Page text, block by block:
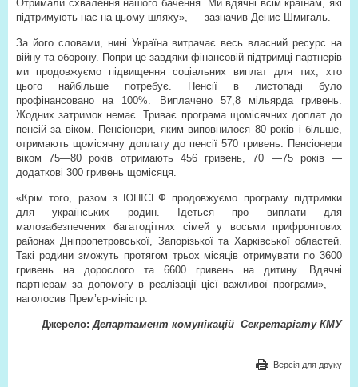
Отримали схвалення нашого бачення. Ми вдячні всім країнам, які
підтримують нас на цьому шляху», — зазначив Денис Шмигаль.
За його словами, нині Україна витрачає весь власний ресурс на
війну та оборону. Попри це завдяки фінансовій підтримці партнерів
ми продовжуємо підвищення соціальних виплат для тих, хто
цього найбільше потребує. Пенсії в листопаді було
профінансовано на 100%. Виплачено 57,8 мільярда гривень.
Жодних затримок немає. Триває програма щомісячних доплат до
пенсій за віком. Пенсіонери, яким виповнилося 80 років і більше,
отримають щомісячну доплату до пенсії 570 гривень. Пенсіонери
віком 75—80 років отримають 456 гривень, 70 —75 років —
додаткові 300 гривень щомісяця.
«Крім того, разом з ЮНІСЕФ продовжуємо програму підтримки
для українських родин. Ідеться про виплати для
малозабезпечених багатодітних сімей у восьми прифронтових
районах Дніпропетровської, Запорізької та Харківської областей.
Такі родини зможуть протягом трьох місяців отримувати по 3600
гривень на дорослого та 6600 гривень на дитину. Вдячні
партнерам за допомогу в реалізації цієї важливої програми», —
наголосив Прем’єр-міністр.
Джерело:Департамент комунікацій Секретаріату КМУ
Версія для друку